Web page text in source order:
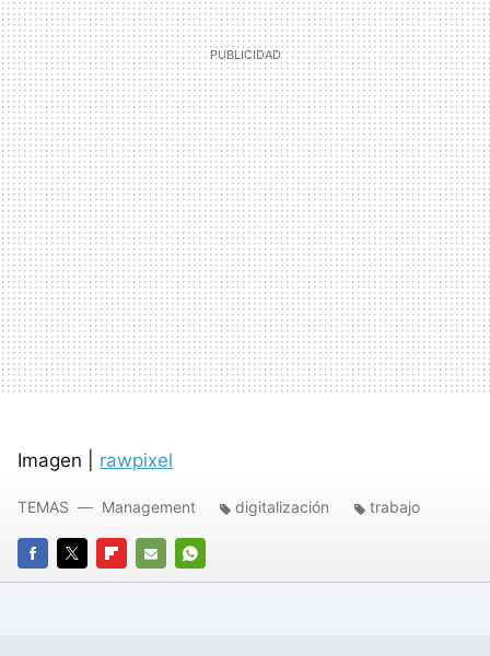
Imagen | rawpixel
FACEBOOK
TWITTERFLIPBOARD
E-
WHATSAPP
TEMAS Management digitalización trabajo